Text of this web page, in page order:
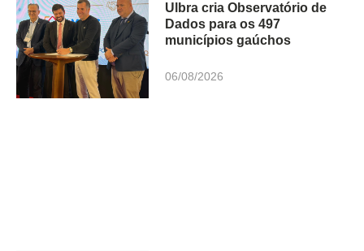
Ulbra cria Observatório de
Dados para os 497
municípios gaúchos
06/08/2026